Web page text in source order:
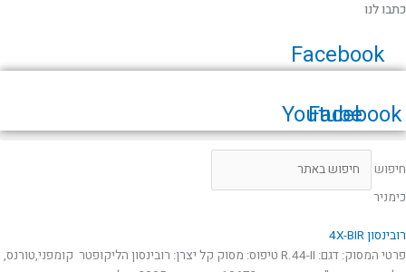
דילוג
כתבו לנו
Facebook
Facebook
Youtube
חיפוש
כימניר
רובינסון 4X-BIR
פרטי המסוק: דגם: R.44-II טיפוס: מסוק קל יצרן: רובינסון הליקופטר קומפני,טורנס,